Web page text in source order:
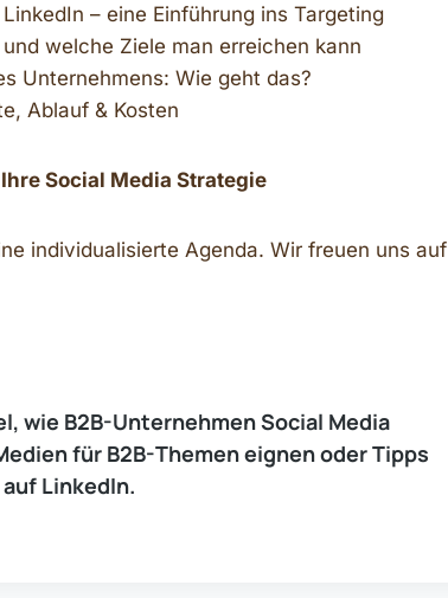
– eine Einführung ins Targeting
welche Ziele man erreichen kann
Unternehmens: Wie geht das?
Ablauf & Kosten
Social Media Strategie
individualisierte Agenda. Wir freuen uns auf
wie B2B-Unternehmen Social Media
für B2B-Themen eignenoderTipps
LinkedIn.